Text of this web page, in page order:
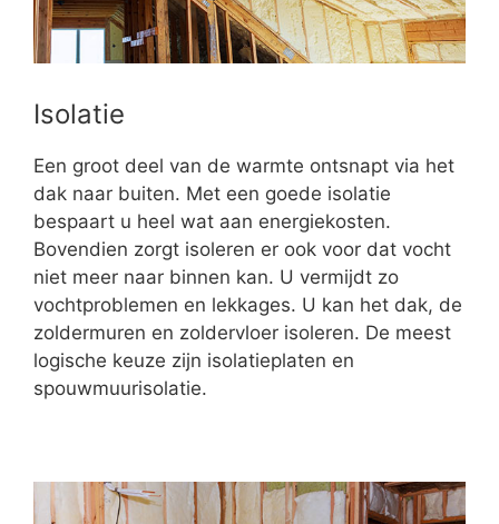
Isolatie
Een groot deel van de warmte ontsnapt via het
dak naar buiten. Met een goede isolatie
bespaart u heel wat aan energiekosten.
Bovendien zorgt isoleren er ook voor dat vocht
niet meer naar binnen kan. U vermijdt zo
vochtproblemen en lekkages. U kan het dak, de
zoldermuren en zoldervloer isoleren. De meest
logische keuze zijn isolatieplaten en
spouwmuurisolatie.